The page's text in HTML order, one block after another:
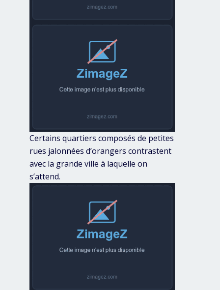
Certains quartiers composés de petites
rues jalonnées d’orangers contrastent
avec la grande ville à laquelle on
s’attend.